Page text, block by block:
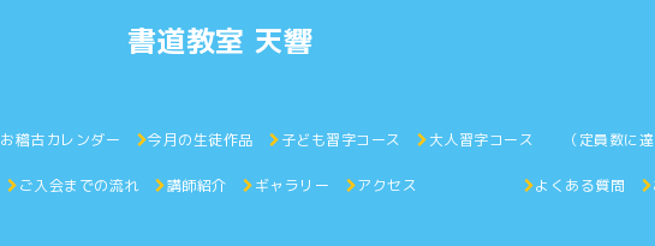
書道教室 天響
お稽古カレンダー 今月の生徒作品 子ども習字コース 大人習字コース （定員数
ご入会までの流れ 講師紹介 ギャラリー アクセス よくある質問